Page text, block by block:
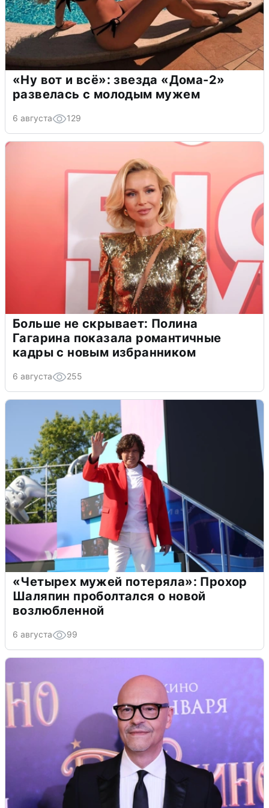
«Ну вот и всё»: звезда «Дома-2»
развелась с молодым мужем
6 августа 129
Больше не скрывает: Полина
Гагарина показала романтичные
кадры с новым избранником
6 августа 255
«Четырех мужей потеряла»: Прохор
Шаляпин проболтался о новой
возлюбленной
6 августа 99